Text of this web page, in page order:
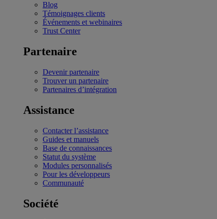
Blog
Témoignages clients
Événements et webinaires
Trust Center
Partenaire
Devenir partenaire
Trouver un partenaire
Partenaires d’intégration
Assistance
Contacter l’assistance
Guides et manuels
Base de connaissances
Statut du système
Modules personnalisés
Pour les développeurs
Communauté
Société